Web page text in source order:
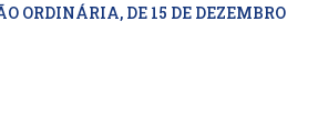
ORDINÁRIA, DE 15 DE DEZEMBRO